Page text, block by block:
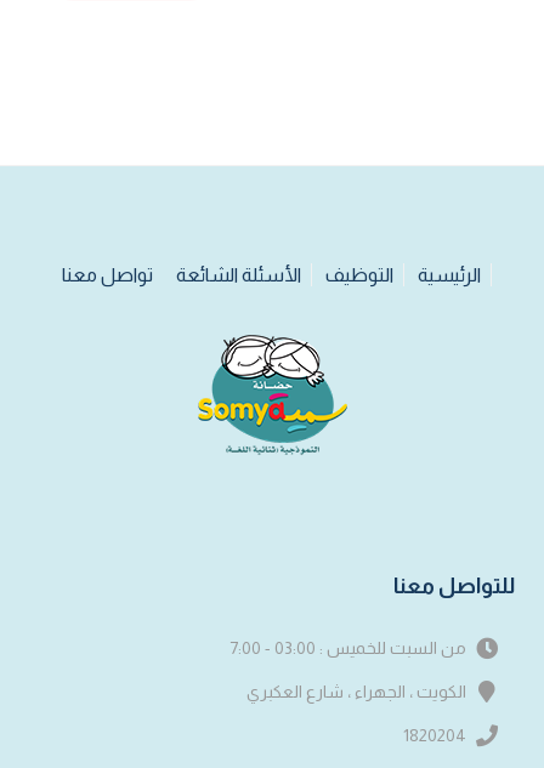
الرئيسية التوظيف الأسئلة الشائعة تواصل معنا
للتواصل معنا
من السبت للخميس : 03:00 - 7:00
الكويت ، الجهراء ، شارع العكبري
1820204